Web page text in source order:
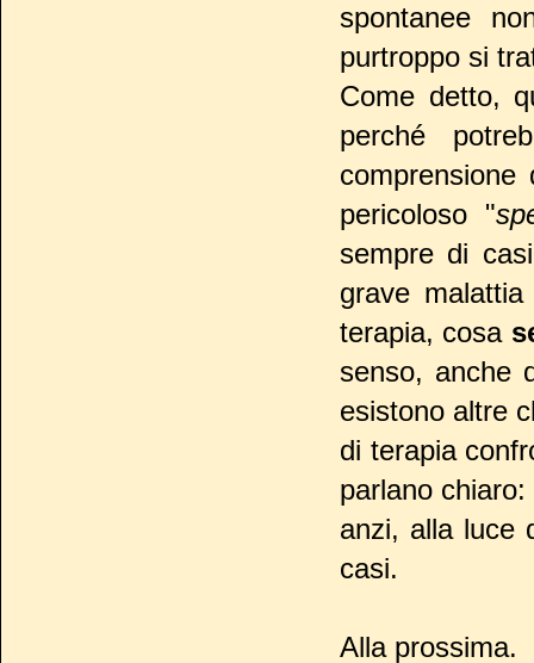
spontanee
purtroppo si
Come detto,
perché
pericoloso "
sempre di
grave
terapia, cosa
senso, anche
esistono altre
di terapia
parlano
anzi, alla luce
casi.
Alla prossima.